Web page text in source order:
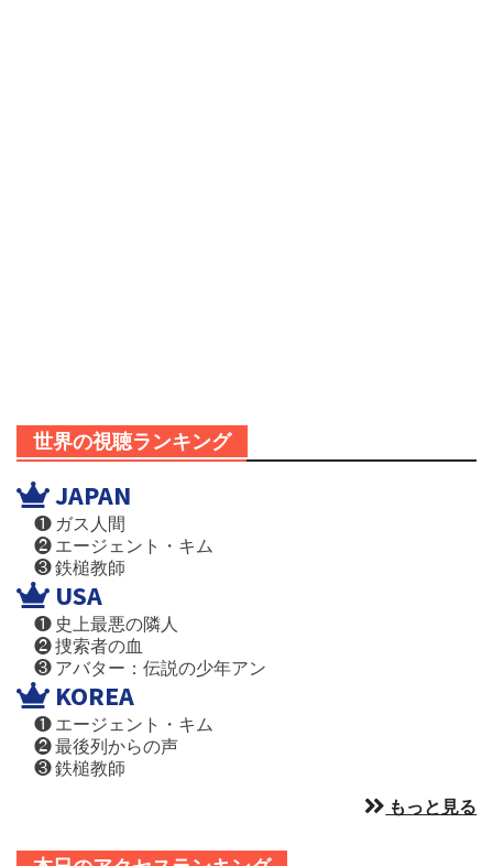
世界の視聴ランキング
JAPAN
❶ ガス人間
❷ エージェント・キム
❸ 鉄槌教師
USA
❶ 史上最悪の隣人
❷ 捜索者の血
❸ アバター：伝説の少年アン
KOREA
❶ エージェント・キム
❷ 最後列からの声
❸ 鉄槌教師
もっと見る